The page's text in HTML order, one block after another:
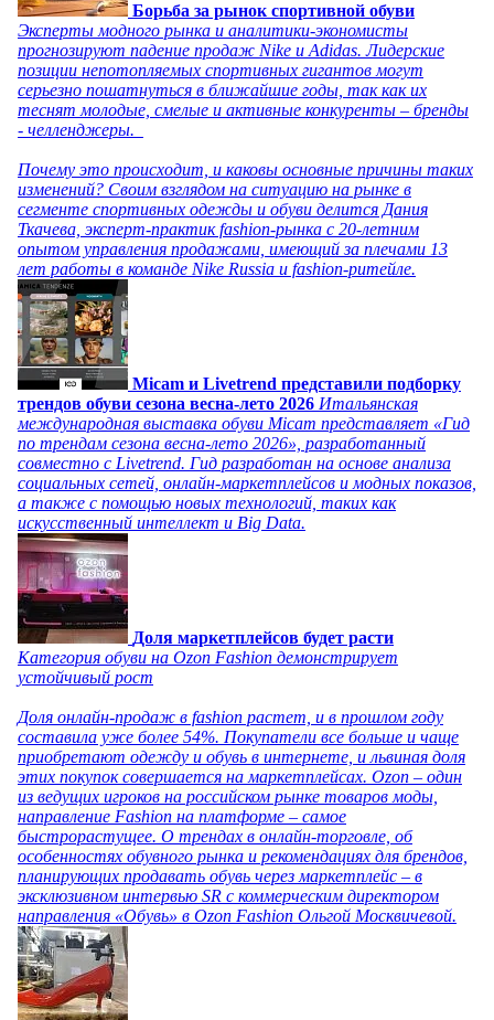
Борьба за рынок спортивной обуви
Эксперты модного рынка и аналитики-экономисты
прогнозируют падение продаж Nike и Adidas. Лидерские
позиции непотопляемых спортивных гигантов могут
серьезно пошатнуться в ближайшие годы, так как их
теснят молодые, смелые и активные конкуренты – бренды
- челленджеры.
Почему это происходит, и каковы основные причины таких
изменений? Своим взглядом на ситуацию на рынке в
сегменте спортивных одежды и обуви делится Дания
Ткачева, эксперт-практик fashion-рынка с 20-летним
опытом управления продажами, имеющий за плечами 13
лет работы в команде Nike Russia и fashion-ритейле.
Micam и Livetrend представили подборку
трендов обуви сезона весна-лето 2026 Итальянская
международная выставка обуви Micam представляет «Гид
по трендам сезона весна-лето 2026», разработанный
совместно с Livetrend. Гид разработан на основе анализа
социальных сетей, онлайн-маркетплейсов и модных показов,
а также с помощью новых технологий, таких как
искусственный интеллект и Big Data.
Доля маркетплейсов будет расти
Категория обуви на Ozon Fashion демонстрирует
устойчивый рост
Доля онлайн-продаж в fashion растет, и в прошлом году
составила уже более 54%. Покупатели все больше и чаще
приобретают одежду и обувь в интернете, и львиная доля
этих покупок совершается на маркетплейсах. Ozon – один
из ведущих игроков на российском рынке товаров моды,
направление Fashion на платформе – самое
быстрорастущее. О трендах в онлайн-торговле, об
особенностях обувного рынка и рекомендациях для брендов,
планирующих продавать обувь через маркетплейс – в
эксклюзивном интервью SR с коммерческим директором
направления «Обувь» в Ozon Fashion Ольгой Москвичевой.